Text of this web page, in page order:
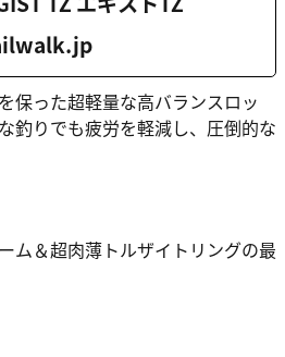
保った超軽量な高バランスロッ
釣りでも疲労を軽減し、圧倒的な
ム＆超肉薄トルザイトリングの最